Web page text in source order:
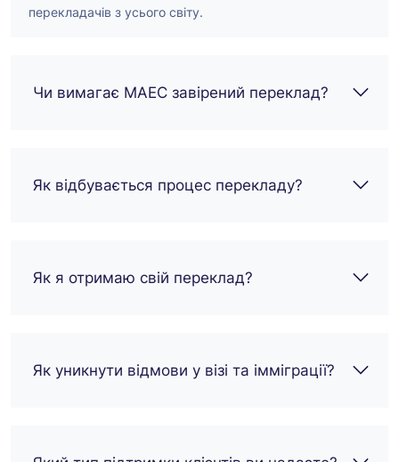
перекладачів з усього світу.
Чи вимагає MAEC завірений переклад?
Як відбувається процес перекладу?
Як я отримаю свій переклад?
Як уникнути відмови у візі та імміграції?